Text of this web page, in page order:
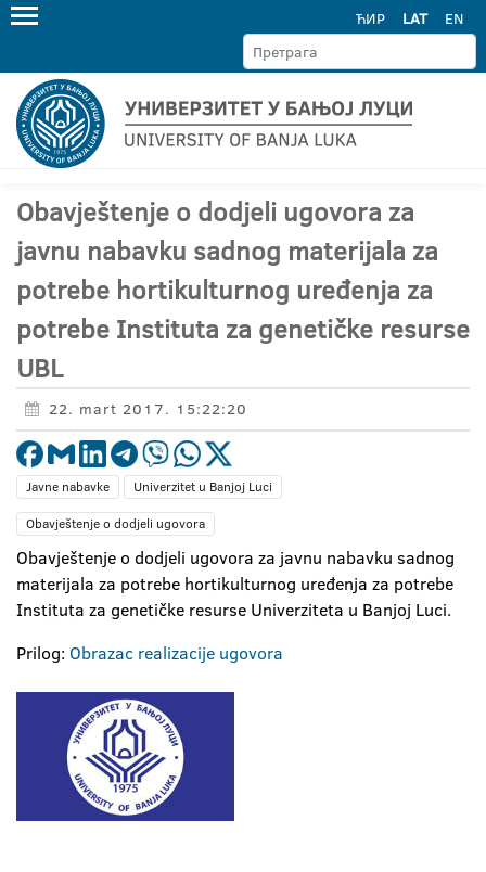
ЋИР LAT EN
Obavještenje o dodjeli ugovora za
javnu nabavku sadnog materijala za
potrebe hortikulturnog uređenja za
potrebe Instituta za genetičke resurse
UBL
22. mart 2017. 15:22:20
Javne nabavke
Univerzitet u Banjoj Luci
Obavještenje o dodjeli ugovora
Obavještenje o dodjeli ugovora za javnu nabavku sadnog
materijala za potrebe hortikulturnog uređenja za potrebe
Instituta za genetičke resurse Univerziteta u Banjoj Luci.
Prilog: Obrazac realizacije ugovora